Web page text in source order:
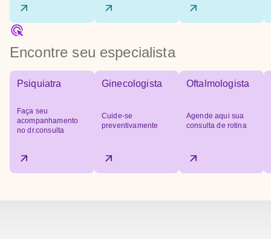
Encontre seu especialista
Psiquiatra
Faça seu
acompanhamento
no dr.consulta
Ginecologista
Cuide-se
preventivamente
Oftalmologista
Agende aqui sua
consulta de rotina